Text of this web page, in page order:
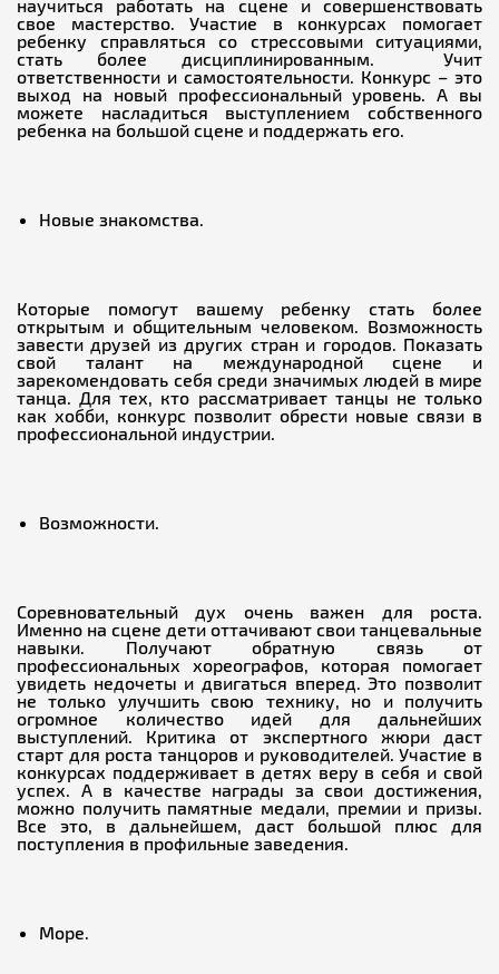
научиться работать на сцене и совершенствовать
свое мастерство. Участие в конкурсах помогает
ребенку справляться со стрессовыми ситуациями,
стать более дисциплинированным. Учит
ответственности и самостоятельности. Конкурс – это
выход на новый профессиональный уровень. А вы
можете насладиться выступлением собственного
ребенка на большой сцене и поддержать его.
Новые знакомства.
Которые помогут вашему ребенку стать более
открытым и общительным человеком. Возможность
завести друзей из других стран и городов. Показать
свой талант на международной сцене и
зарекомендовать себя среди значимых людей в мире
танца. Для тех, кто рассматривает танцы не только
как хобби, конкурс позволит обрести новые связи в
профессиональной индустрии.
Возможности.
Соревновательный дух очень важен для роста.
Именно на сцене дети оттачивают свои танцевальные
навыки. Получают обратную связь от
профессиональных хореографов, которая помогает
увидеть недочеты и двигаться вперед. Это позволит
не только улучшить свою технику, но и получить
огромное количество идей для дальнейших
выступлений. Критика от экспертного жюри даст
старт для роста танцоров и руководителей. Участие в
конкурсах поддерживает в детях веру в себя и свой
успех. А в качестве награды за свои достижения,
можно получить памятные медали, премии и призы.
Все это, в дальнейшем, даст большой плюс для
поступления в профильные заведения.
Море.